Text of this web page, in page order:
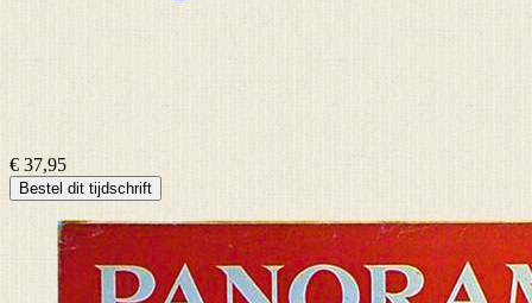
€ 37,95
Bestel dit tijdschrift